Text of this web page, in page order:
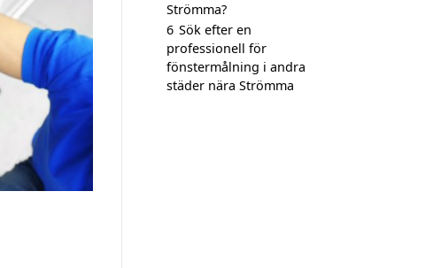
Strömma?
6 Sök efter en
professionell för
fönstermålning i andra
städer nära Strömma